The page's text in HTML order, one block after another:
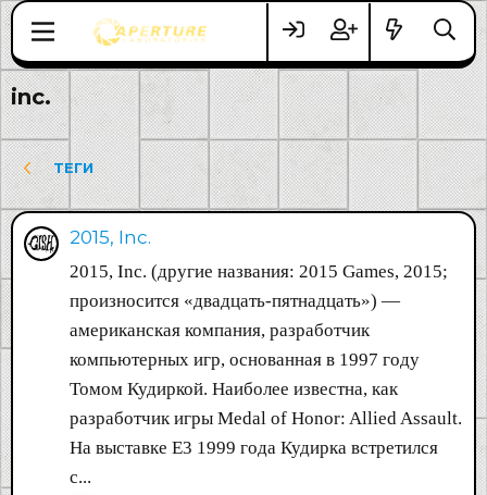
inc.
ТЕГИ
2015, Inc.
2015, Inc. (другие названия: 2015 Games, 2015;
произносится «двадцать-пятнадцать») —
американская компания, разработчик
компьютерных игр, основанная в 1997 году
Томом Кудиркой. Наиболее известна, как
разработчик игры Medal of Honor: Allied Assault.
На выставке E3 1999 года Кудирка встретился
с...